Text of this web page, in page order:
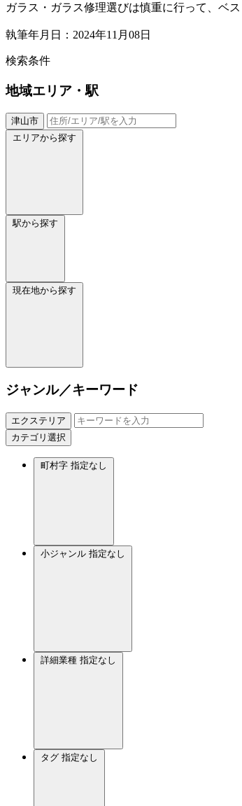
ガラス・ガラス修理選びは慎重に行って、ベ
執筆年月日：2024年11月08日
検索条件
地域エリア・駅
津山市
エリアから探す
駅から探す
現在地から探す
ジャンル／キーワード
エクステリア
カテゴリ選択
町村字 指定なし
小ジャンル 指定なし
詳細業種 指定なし
タグ 指定なし